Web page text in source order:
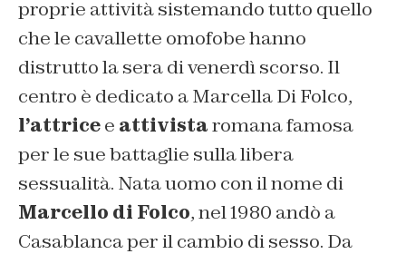
proprie attività sistemando tutto quello
che le cavallette omofobe hanno
distrutto la sera di venerdì scorso. Il
centro è dedicato a Marcella Di Folco,
l’attricee attivistaromana famosa
per le sue battaglie sulla libera
sessualità. Nata uomo con il nome di
Marcello di Folco, nel 1980 andò a
Casablanca per il cambio di sesso. Da